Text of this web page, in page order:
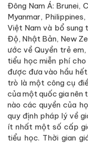
Đông Nam Á: Brunei,
Myanmar,
Việt Nam và bổ sung
Độ, Nhật Bản, New
ước về Quyền trẻ
tiểu học miễn phí
được đưa vào hầu
trò là một công cụ
của một quốc gia nên
nào các quyền của
quy định pháp lý về
ít nhất một số cấp
tiểu học. Thời gian